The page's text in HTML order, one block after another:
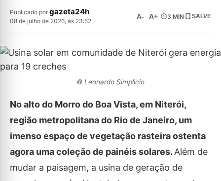
Publicado por gazeta24h
08 de julho de 2026, às 23:52
A- A+ 3 MIN SALVE
© Leonardo Simplicio
No alto do Morro do Boa Vista, em Niterói,
região metropolitana do Rio de Janeiro, um
imenso espaço de vegetação rasteira ostenta
agora uma coleção de painéis solares. Além de
mudar a paisagem, a usina de geração de